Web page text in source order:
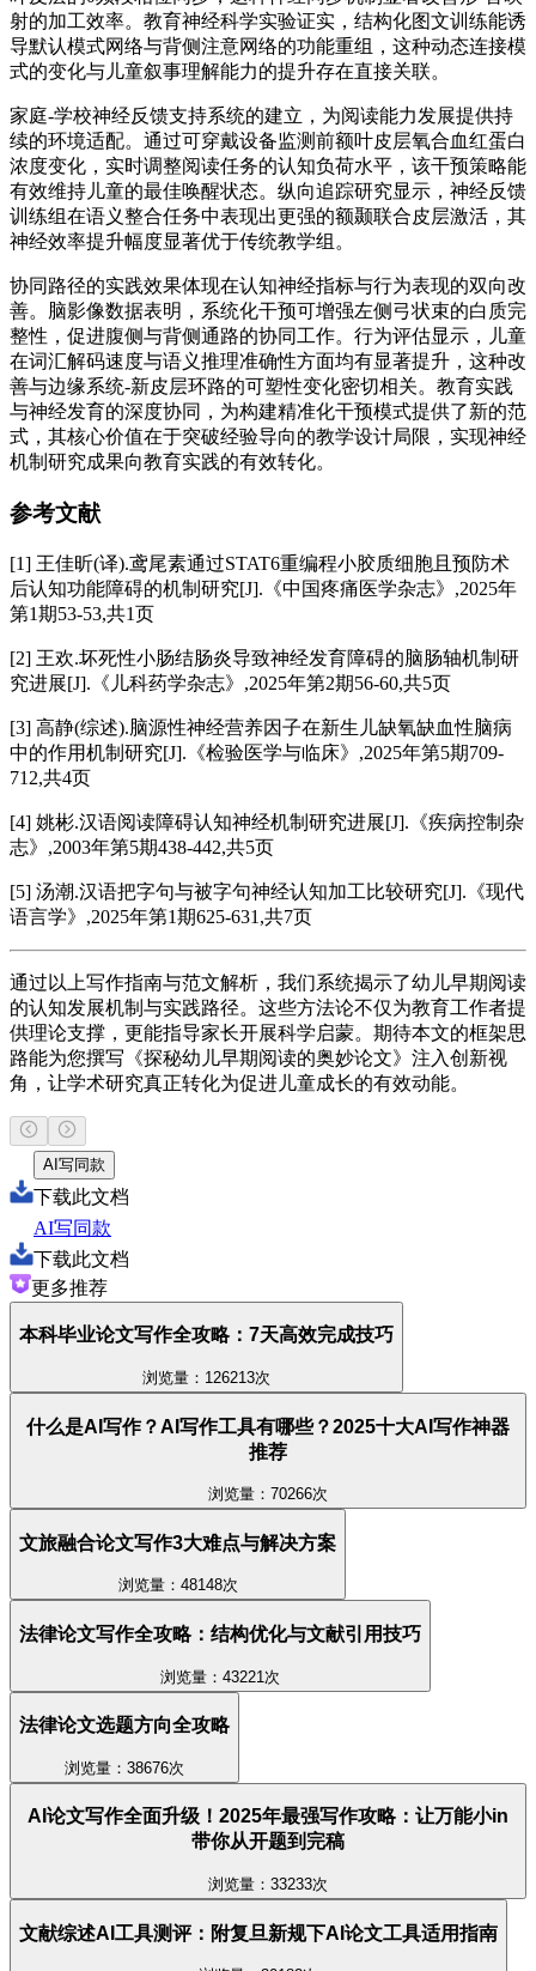
射的加工效率。教育神经科学实验证实，结构化图文训练能诱
导默认模式网络与背侧注意网络的功能重组，这种动态连接模
式的变化与儿童叙事理解能力的提升存在直接关联。
家庭-学校神经反馈支持系统的建立，为阅读能力发展提供持
续的环境适配。通过可穿戴设备监测前额叶皮层氧合血红蛋白
浓度变化，实时调整阅读任务的认知负荷水平，该干预策略能
有效维持儿童的最佳唤醒状态。纵向追踪研究显示，神经反馈
训练组在语义整合任务中表现出更强的额颞联合皮层激活，其
神经效率提升幅度显著优于传统教学组。
协同路径的实践效果体现在认知神经指标与行为表现的双向改
善。脑影像数据表明，系统化干预可增强左侧弓状束的白质完
整性，促进腹侧与背侧通路的协同工作。行为评估显示，儿童
在词汇解码速度与语义推理准确性方面均有显著提升，这种改
善与边缘系统-新皮层环路的可塑性变化密切相关。教育实践
与神经发育的深度协同，为构建精准化干预模式提供了新的范
式，其核心价值在于突破经验导向的教学设计局限，实现神经
机制研究成果向教育实践的有效转化。
参考文献
[1] 王佳昕(译).鸢尾素通过STAT6重编程小胶质细胞且预防术
后认知功能障碍的机制研究[J].《中国疼痛医学杂志》,2025年
第1期53-53,共1页
[2] 王欢.坏死性小肠结肠炎导致神经发育障碍的脑肠轴机制研
究进展[J].《儿科药学杂志》,2025年第2期56-60,共5页
[3] 高静(综述).脑源性神经营养因子在新生儿缺氧缺血性脑病
中的作用机制研究[J].《检验医学与临床》,2025年第5期709-
712,共4页
[4] 姚彬.汉语阅读障碍认知神经机制研究进展[J].《疾病控制杂
志》,2003年第5期438-442,共5页
[5] 汤潮.汉语把字句与被字句神经认知加工比较研究[J].《现代
语言学》,2025年第1期625-631,共7页
通过以上写作指南与范文解析，我们系统揭示了幼儿早期阅读
的认知发展机制与实践路径。这些方法论不仅为教育工作者提
供理论支撑，更能指导家长开展科学启蒙。期待本文的框架思
路能为您撰写《探秘幼儿早期阅读的奥妙论文》注入创新视
角，让学术研究真正转化为促进儿童成长的有效动能。
AI写同款
下载此文档
AI写同款
下载此文档
更多推荐
本科毕业论文写作全攻略：7天高效完成技巧
浏览量：126213次
什么是AI写作？AI写作工具有哪些？2025十大AI写作神器
推荐
浏览量：70266次
文旅融合论文写作3大难点与解决方案
浏览量：48148次
法律论文写作全攻略：结构优化与文献引用技巧
浏览量：43221次
法律论文选题方向全攻略
浏览量：38676次
AI论文写作全面升级！2025年最强写作攻略：让万能小in
带你从开题到完稿
浏览量：33233次
文献综述AI工具测评：附复旦新规下AI论文工具适用指南